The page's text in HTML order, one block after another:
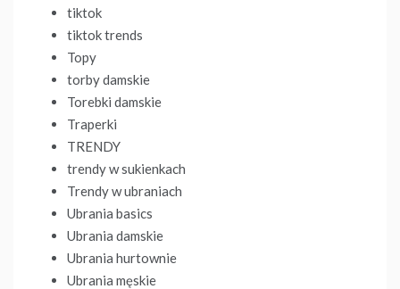
tiktok
tiktok trends
Topy
torby damskie
Torebki damskie
Traperki
TRENDY
trendy w sukienkach
Trendy w ubraniach
Ubrania basics
Ubrania damskie
Ubrania hurtownie
Ubrania męskie